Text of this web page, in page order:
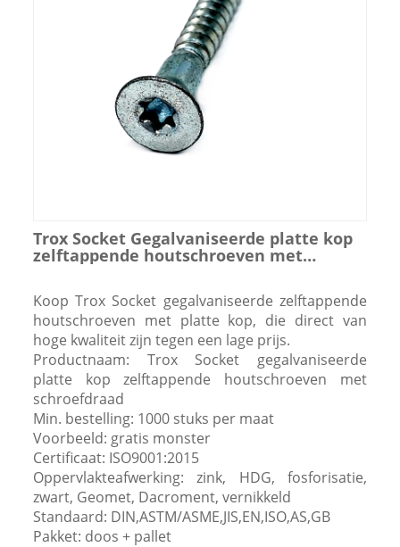
Trox Socket Gegalvaniseerde platte kop
zelftappende houtschroeven met
Koop Trox Socket gegalvaniseerde zelftappende
houtschroeven met platte kop, die direct van
hoge kwaliteit zijn tegen een lage prijs.
Productnaam: Trox Socket gegalvaniseerde
platte kop zelftappende houtschroeven met
schroefdraad
Min. bestelling: 1000 stuks per maat
Voorbeeld: gratis monster
Certificaat: ISO9001:2015
Oppervlakteafwerking: zink, HDG, fosforisatie,
zwart, Geomet, Dacroment, vernikkeld
Standaard: DIN,ASTM/ASME,JIS,EN,ISO,AS,GB
Pakket: doos + pallet